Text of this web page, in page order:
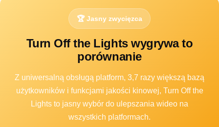
🏆 Jasny zwycięzca
Turn Off the Lights wygrywa to
porównanie
Z uniwersalną obsługą platform, 3,7 razy większą bazą
użytkowników i funkcjami jakości kinowej, Turn Off the
Lights to jasny wybór do ulepszania wideo na
wszystkich platformach.